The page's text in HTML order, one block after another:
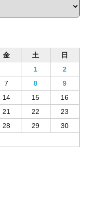
金 土
日
1
2
7 8
9
14 15
16
21 22
23
28 29
30